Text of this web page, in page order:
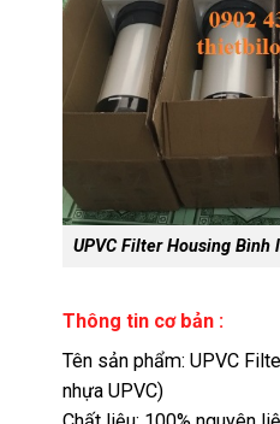
UPVC Filter Housing
Thông tin cơ bản :
Tên sản phẩm: UPVC
nhựa UPVC)